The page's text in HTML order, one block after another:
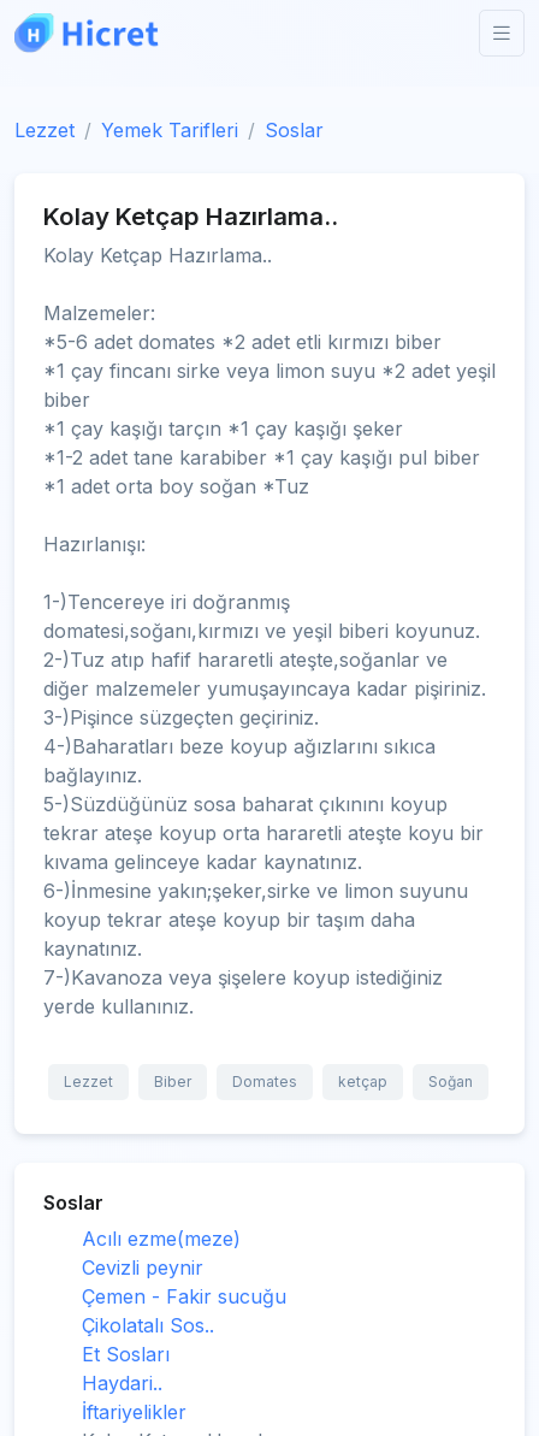
Lezzet Yemek Tarifleri Soslar
Kolay Ketçap Hazırlama..
Kolay Ketçap Hazırlama..
Malzemeler:
*5-6 adet domates *2 adet etli kırmızı biber
*1 çay fincanı sirke veya limon suyu *2 adet yeşil
biber
*1 çay kaşığı tarçın *1 çay kaşığı şeker
*1-2 adet tane karabiber *1 çay kaşığı pul biber
*1 adet orta boy soğan *Tuz
Hazırlanışı:
1-)Tencereye iri doğranmış
domatesi,soğanı,kırmızı ve yeşil biberi koyunuz.
2-)Tuz atıp hafif hararetli ateşte,soğanlar ve
diğer malzemeler yumuşayıncaya kadar pişiriniz.
3-)Pişince süzgeçten geçiriniz.
4-)Baharatları beze koyup ağızlarını sıkıca
bağlayınız.
5-)Süzdüğünüz sosa baharat çıkınını koyup
tekrar ateşe koyup orta hararetli ateşte koyu bir
kıvama gelinceye kadar kaynatınız.
6-)İnmesine yakın;şeker,sirke ve limon suyunu
koyup tekrar ateşe koyup bir taşım daha
kaynatınız.
7-)Kavanoza veya şişelere koyup istediğiniz
yerde kullanınız.
Lezzet Biber Domates ketçap Soğan
Soslar
Acılı ezme(meze)
Cevizli peynir
Çemen - Fakir sucuğu
Çikolatalı Sos..
Et Sosları
Haydari..
İftariyelikler